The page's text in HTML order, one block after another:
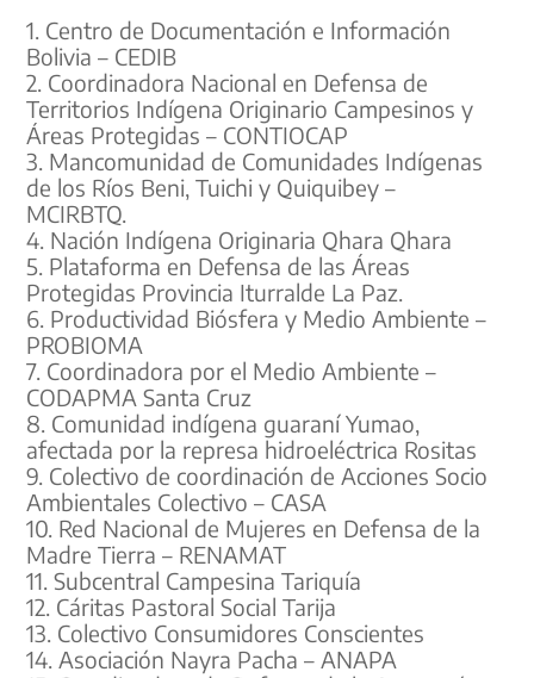
1. Centro de Documentación e Información
Bolivia – CEDIB
2. Coordinadora Nacional en Defensa de
Territorios Indígena Originario Campesinos y
Áreas Protegidas – CONTIOCAP
3. Mancomunidad de Comunidades Indígenas
de los Ríos Beni, Tuichi y Quiquibey –
MCIRBTQ.
4. Nación Indígena Originaria Qhara Qhara
5. Plataforma en Defensa de las Áreas
Protegidas Provincia Iturralde La Paz.
6. Productividad Biósfera y Medio Ambiente –
PROBIOMA
7. Coordinadora por el Medio Ambiente –
CODAPMA Santa Cruz
8. Comunidad indígena guaraní Yumao,
afectada por la represa hidroeléctrica Rositas
9. Colectivo de coordinación de Acciones Socio
Ambientales Colectivo – CASA
10. Red Nacional de Mujeres en Defensa de la
Madre Tierra – RENAMAT
11. Subcentral Campesina Tariquía
12. Cáritas Pastoral Social Tarija
13. Colectivo Consumidores Conscientes
14. Asociación Nayra Pacha – ANAPA